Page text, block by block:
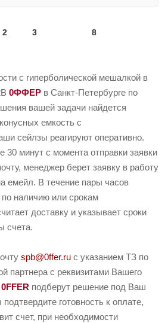
2 3 8
с гиперболической мешалкой в
0ФФЕР в Санкт-Петербурге по
вашей задачи найдется
емкость с
сейлзы реагируют оперативно.
30 минут с момента отправки заявки
менеджер берет заявку в работу
емейл. В течение пары часов
наличию или срокам
доставку и указывает сроки
счета.
spb@0ffer.ru с указанием ТЗ по
партнера с реквизитами Вашего
0FFER подберут решение под Ваш
готовность к оплате,
счет, при необходимости